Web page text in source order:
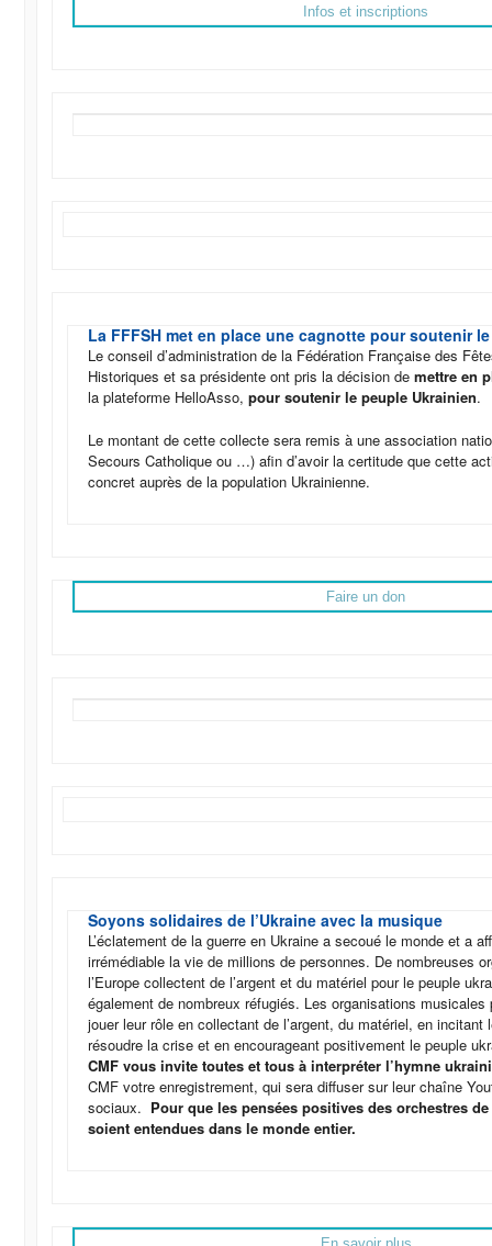
Infos et inscriptions
La FFFSH met en place une cagnotte pour soutenir
Le conseil d’administration de la Fédération Française des
Historiques et sa présidente ont pris la décision demettre en
la plateforme HelloAsso,pour soutenir le peuple Ukrainien.
Le montant de cette collecte sera remis à une association
Secours Catholique ou …) afin d’avoir la certitude que cette
concret auprès de la population Ukrainienne.
Faire un don
Soyons solidaires de l’Ukraine avec la musique
L’éclatement de la guerre en Ukraine a secoué le monde et a
irrémédiable la vie de millions de personnes. De nombreuses
l’Europe collectent de l’argent et du matériel pour le peuple
également de nombreux réfugiés. Les organisations musicales
jouer leur rôle en collectant de l’argent, du matériel, en incitant
résoudre la crise et en encourageant positivement le peuple
CMF vous invite toutes et tous à interpréter l’hymne
CMF votre enregistrement, qui sera diffuser sur leur chaîne
sociaux. Pour que les pensées positives des orchestres
soient entendues dans le monde entier.